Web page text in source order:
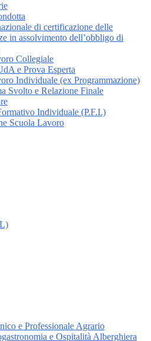
di certificazione delle
in assolvimento dell’obbligo di
Collegiale
e Prova Esperta
Individuale (ex Programmazione)
Svolto e Relazione Finale
Individuale (P.F.I.)
Scuola Lavoro
e Professionale Agrario
e Ospitalità Alberghiera